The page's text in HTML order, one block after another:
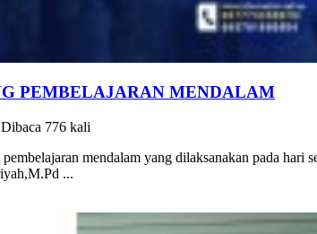
PEMBELAJARAN MENDALAM
776 kali
mendalam yang dilaksanakan pada
...